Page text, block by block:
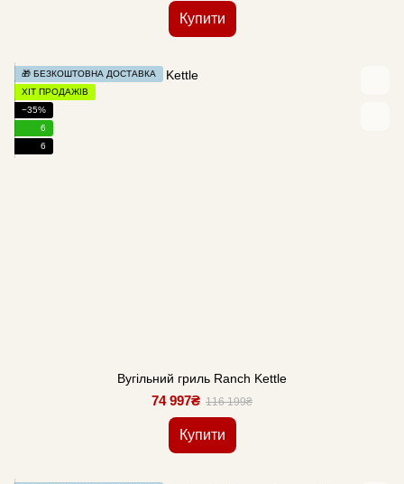
Купити
🎁 БЕЗКОШТОВНА ДОСТАВКА
ХІТ ПРОДАЖІВ
−35%
6
6
Вугільний гриль Ranch Kettle
74 997₴ 116 199₴
Купити